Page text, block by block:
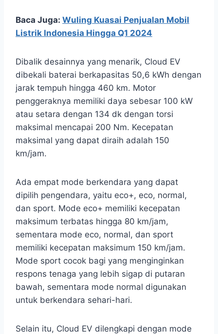
Baca Juga: Wuling Kuasai Penjualan Mobil
Listrik Indonesia Hingga Q1 2024
Dibalik desainnya yang menarik, Cloud EV
dibekali baterai berkapasitas 50,6 kWh dengan
jarak tempuh hingga 460 km. Motor
penggeraknya memiliki daya sebesar 100 kW
atau setara dengan 134 dk dengan torsi
maksimal mencapai 200 Nm. Kecepatan
maksimal yang dapat diraih adalah 150
km/jam.
Ada empat mode berkendara yang dapat
dipilih pengendara, yaitu eco+, eco, normal,
dan sport. Mode eco+ memiliki kecepatan
maksimum terbatas hingga 80 km/jam,
sementara mode eco, normal, dan sport
memiliki kecepatan maksimum 150 km/jam.
Mode sport cocok bagi yang menginginkan
respons tenaga yang lebih sigap di putaran
bawah, sementara mode normal digunakan
untuk berkendara sehari-hari.
Selain itu, Cloud EV dilengkapi dengan mode